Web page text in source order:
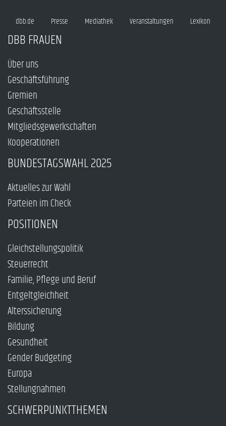
dbb.de Presse Mediathek Veranstaltungen Lexikon
DBB FRAUEN
Über uns
Geschäftsführung
Gremien
Geschäftsstelle
Mitgliedsgewerkschaften
Kooperationen
BUNDESTAGSWAHL 2025
Aktuelles zur Wahl
Parteien im Check
POSITIONEN
Gleichstellungspolitik
Steuerrecht
Familie, Pflege und Beruf
Entgeltgleichheit
Alterssicherung
Bildung
Gesundheit
Gender Budgeting
Europa
Stellungnahmen
SCHWERPUNKTTHEMEN